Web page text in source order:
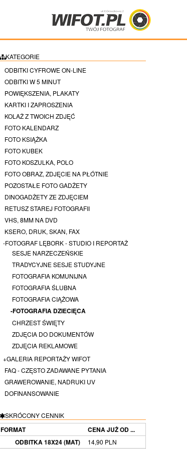
KATEGORIE
ODBITKI CYFROWE ON-LINE
ODBITKI W 5 MINUT
POWIĘKSZENIA, PLAKATY
KARTKI I ZAPROSZENIA
KOLAŻ Z TWOICH ZDJĘĆ
FOTO KALENDARZ
FOTO KSIĄŻKA
FOTO KUBEK
FOTO KOSZULKA, POLO
FOTO OBRAZ, ZDJĘCIE NA PŁÓTNIE
POZOSTAŁE FOTO GADŻETY
DINOGADŻETY ZE ZDJĘCIEM
RETUSZ STAREJ FOTOGRAFII
VHS, 8MM NA DVD
KSERO, DRUK, SKAN, FAX
-FOTOGRAF LĘBORK - STUDIO I REPORTAŻ
SESJE NARZECZEŃSKIE
TRADYCYJNE SESJE STUDYJNE
FOTOGRAFIA KOMUNIJNA
FOTOGRAFIA ŚLUBNA
FOTOGRAFIA CIĄŻOWA
-FOTOGRAFIA DZIECIĘCA
CHRZEST ŚWIĘTY
ZDJĘCIA DO DOKUMENTÓW
ZDJĘCIA REKLAMOWE
+GALERIA REPORTAŻY WIFOT
FAQ - CZĘSTO ZADAWANE PYTANIA
GRAWEROWANIE, NADRUKI UV
DOFINANSOWANIE
SKRÓCONY CENNIK
FORMAT
CENA JUŻ OD ...
ODBITKA 18X24 (MAT)
14,90 PLN